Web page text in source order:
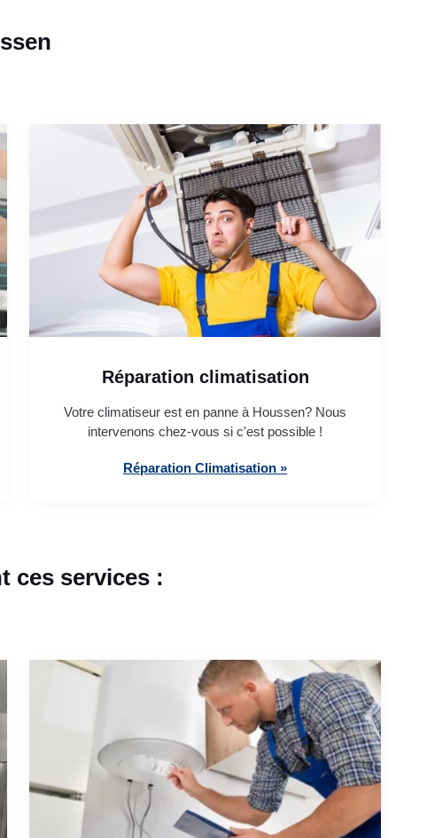
Réparation climatisation
Votre climatiseur est en panne à Houssen? Nous
intervenons chez-vous si c'est possible !
Réparation Climatisation »
ces services :